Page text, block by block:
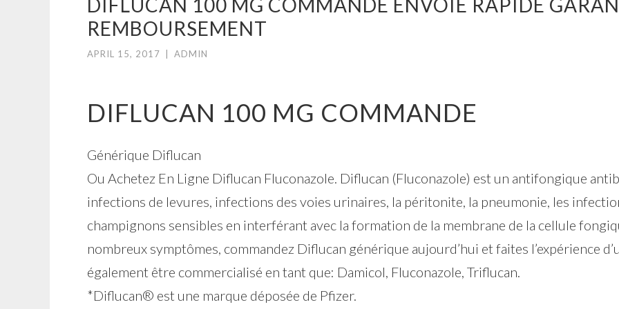
DIFLUCAN 100 MG COMMANDE ENVOIE RAPIDE
REMBOURSEMENT
APRIL 15, 2017 ADMIN
DIFLUCAN 100 MG COMMANDE
Générique Diflucan
Ou Achetez En Ligne Diflucan Fluconazole. Diflucan (Fluconazole) est un antifongique
infections de levures, infections des voies urinaires, la péritonite, la pneumonie, les
champignons sensibles en interférant avec la formation de la membrane de la cellule
nombreux symptômes, commandez Diflucan générique aujourd’hui et faites l’expérience
également être commercialisé en tant que: Damicol, Fluconazole, Triflucan.
*Diflucan® est une marque déposée de Pfizer.